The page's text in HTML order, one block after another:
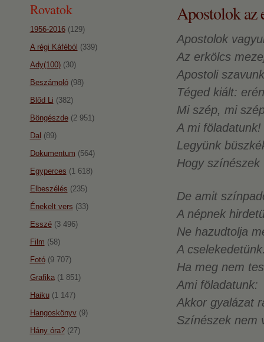
Apostolok az
Apostolok
Az erkölcs
Apostoli szavunk
Téged kiált:
Mi szép, mi
A mi föladatunk!
Legyünk
Hogy színészek
De amit
A népnek
Ne hazudtolja
A
Ha meg nem
Ami föladatunk:
Akkor gyalázat
Színészek nem
Rovatok
1956-2016(129)
A régi Káféból (339)
Ady(100)(30)
Beszámoló(98)
Blőd Li (382)
Böngészde(2 951)
Dal (89)
Dokumentum (564)
Egyperces (1 618)
Elbeszélés (235)
Énekelt vers (33)
Esszé(3 496)
Film (58)
Fotó(9 707)
Grafika(1 851)
Haiku(1 147)
Hangoskönyv(9)
Hány óra?(27)